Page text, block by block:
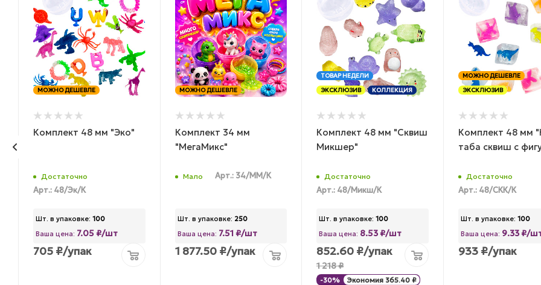
МОЖНО ДЕШЕВЛЕ
Комплект 48 мм "Эко"
Достаточно
Арт.: 48/Эк/К
Шт. в упаковке: 100
Ваша цена: 7.05 ₽/шт
705₽/упак
МОЖНО ДЕШЕВЛЕ
Комплект 34 мм
"МегаМикс"
Мало Арт.: 34/ММ/К
Шт. в упаковке: 250
Ваша цена: 7.51 ₽/шт
1 877.50₽/упак
ТОВАР НЕДЕЛИ
ЭКСКЛЮЗИВ
КОЛЛЕКЦИЯ
Комплект 48 мм "Сквиш
Микшер"
Достаточно
Арт.: 48/Микш/К
Шт. в упаковке: 100
Ваша цена: 8.53 ₽/шт
852.60 ₽/упак
1 218₽
-30% Экономия 365.40 ₽
МОЖНО ДЕШЕВЛЕ
ЭКСКЛЮЗИВ
Комплект 48 мм
таба сквиш с
Достаточно
Арт.: 48/СКК/К
Шт. в упаковке: 100
Ваша цена: 9.33 ₽/
933 ₽/упак